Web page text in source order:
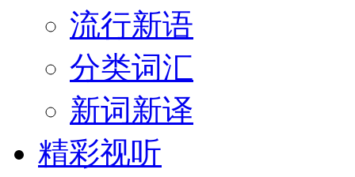
流行新语
分类词汇
新词新译
精彩视听